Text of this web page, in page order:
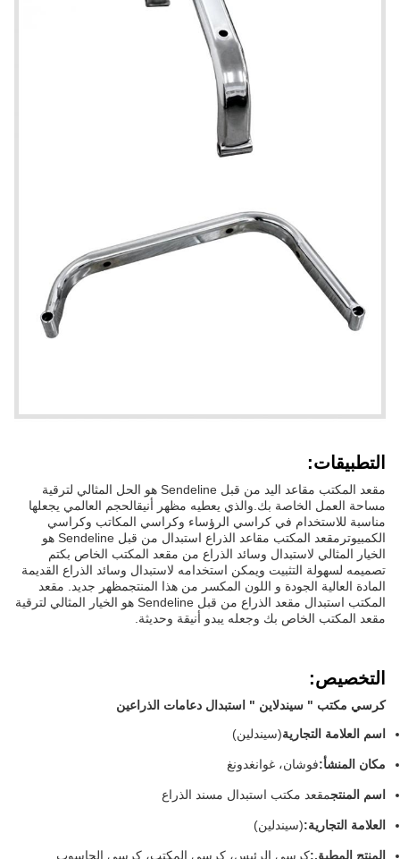
التطبيقات:
مقعد المكتب مقاعد اليد من قبل Sendeline هو الحل المثالي لترقية
مساحة العمل الخاصة بك.والذي يعطيه مظهر أنيقالحجم العالمي يجعلها
مناسبة للاستخدام في كراسي الرؤساء وكراسي المكاتب وكراسي
الكمبيوترمقعد المكتب مقاعد الذراع استبدال من قبل Sendeline هو
الخيار المثالي لاستبدال وسائد الذراع من مقعد المكتب الخاص بكتم
تصميمه لسهولة التثبيت ويمكن استخدامه لاستبدال وسائد الذراع القديمة
المادة العالية الجودة و اللون المكسر من هذا المنتجمظهر جديد. مقعد
المكتب استبدال مقعد الذراع من قبل Sendeline هو الخيار المثالي لترقية
مقعد المكتب الخاص بك وجعله يبدو أنيقة وحديثة.
التخصيص:
كرسي مكتب " سيندلاين " استبدال دعامات الذراعين
اسم العلامة التجارية(سيندلين)
مكان المنشأ:فوشان، غوانغدونغ
اسم المنتجمقعد مكتب استبدال مسند الذراع
العلامة التجارية:(سيندلين)
المنتج المطبق:كرسي الرئيس، كرسي المكتب، كرسي الحاسوب